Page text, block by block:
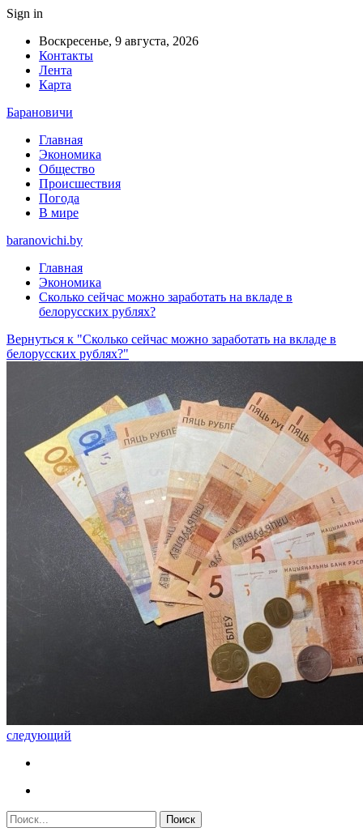
Sign in
Воскресенье, 9 августа, 2026
Контакты
Лента
Карта
Барановичи
Главная
Экономика
Общество
Происшествия
Погода
В мире
baranovichi.by
Главная
Экономика
Сколько сейчас можно заработать на вкладе в
белорусских рублях?
Вернуться к "Сколько сейчас можно заработать на вкладе в
белорусских рублях?"
следующий